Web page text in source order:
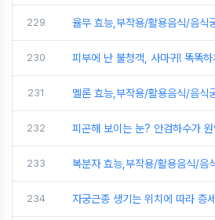
229 율무 효능,부작용/활용음식/음식
230 피부에 난 불청객, 사마귀! 똑똑
231 멜론 효능,부작용/활용음식/음식
232 피곤해 보이는 눈? 안검하수가
233 복분자 효능,부작용/활용음식/음
234 자궁근종 생기는 위치에 따라 증